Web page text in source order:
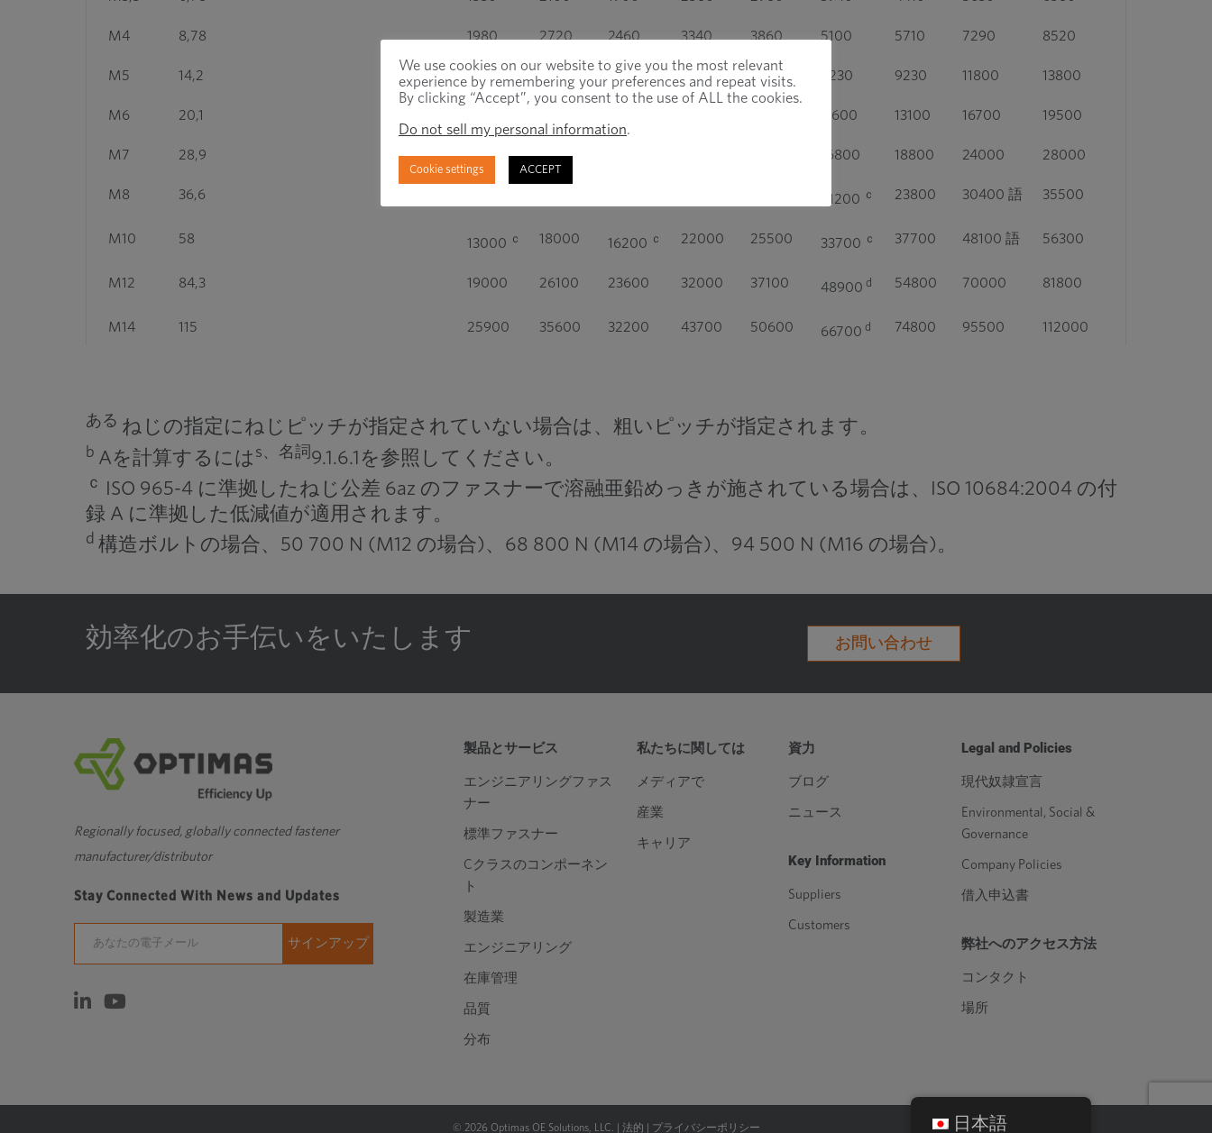
M4 8,78 1980 2720 2460 3340 3860 5100 5710 7290 8520
M5 14,2 3200 4400 3980 5400 6250 8230 9230 11800 13800
M6 20,1 11600 13100 16700 19500
M7 28,9 6500 8960 16800 18800 24000 28000
M8 36,6 21200 ｃ 23800 30400 語 35500
M10 58 13000 ｃ 18000 16200 ｃ 22000 25500 33700 ｃ 37700 48100 語 56300
M12 84,3 19000 26100 23600 32000 37100 48900 d 54800 70000 81800
M14 115 25900 35600 32200 43700 50600 66700 d 74800 95500 112000
M18 192 43200 59500 53800 73000 84500 115000
M20 245 55100 76000
M22 303 68200 93900 84800 115000 133000 182000 - 252000 294000
M24 353 79400 109000 98800 134000 155000 212000 -
M33 694 416000 -
M36 817 184000 253000 229000 310000 359000 490000 - 678000 792000
ある ねじの指定にねじピッチが指定されていない場合は、粗いピッチが指定されます。
b Aを計算するには s、名詞 9.1.6.1を参照してください。
ｃ
ISO 965-4 に準拠したねじ公差 6az のファスナーで溶融亜鉛めっきが施されている場合は、ISO 10684:2004 の付
録 A に準拠した低減値が適用されます。
d 構造ボルトの場合、50 700 N (M12 の場合)、68 800 N (M14 の場合)、94 500 N (M16 の場合)。
効率化のお手伝いをいたします お問い合わせ
Regionally focused, globally connected fastener
manufacturer/distributor
Stay Connected With News and Updates
製品とサービス
エンジニアリングファス
ナー
標準ファスナー
Cクラスのコンポーネン
ト
製造業
エンジニアリング
在庫管理
品質
分布
私たちに関しては
メディアで
産業
キャリア
資力
ブログ
ニュース
Key Information
Suppliers
Customers
Legal and Policies
現代奴隷宣言
Environmental, Social &
Governance
Company Policies
借入申込書
弊社へのアクセス方法
コンタクト
場所
© 2026 Optimas OE Solutions, LLC. | 法的 プライバシーポリシー
We use cookies on our website to give you the most relevant
experience by remembering your preferences and repeat visits.
By clicking “Accept”, you consent to the use of ALL the cookies.
Do not sell my personal information.
Cookie settings ACCEPT
日本語